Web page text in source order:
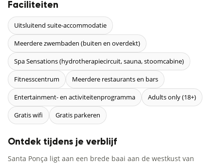
Faciliteiten
Uitsluitend suite-accommodatie
Meerdere zwembaden (buiten en overdekt)
Spa Sensations (hydrotherapiecircuit, sauna, stoomcabine)
Fitnesscentrum Meerdere restaurants en bars
Entertainment- en activiteitenprogramma Adults only (18+)
Gratis wifi Gratis parkeren
Ontdek tijdens je verblijf
Santa Ponça ligt aan een brede baai aan de westkust van